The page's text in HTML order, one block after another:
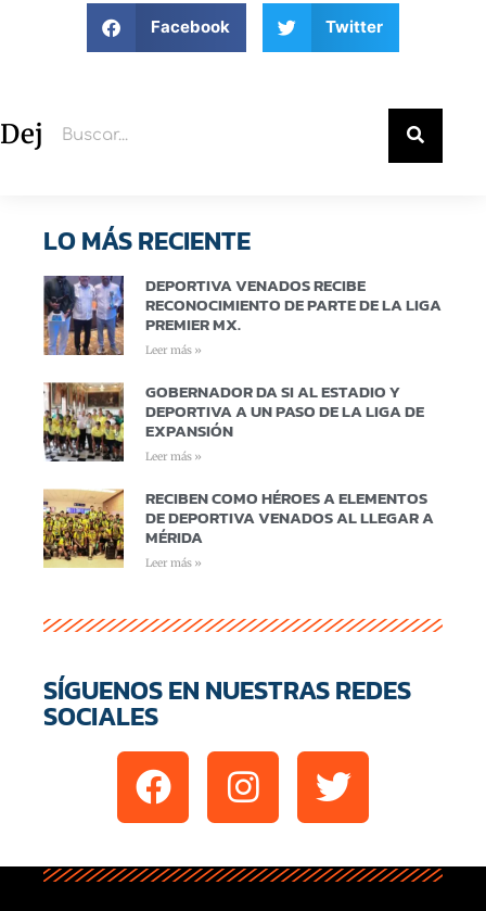
Facebook Twitter
Deja un comentario
LO MÁS RECIENTE
DEPORTIVA VENADOS RECIBE
RECONOCIMIENTO DE PARTE DE LA LIGA
PREMIER MX.
Leer más »
GOBERNADOR DA SI AL ESTADIO Y
DEPORTIVA A UN PASO DE LA LIGA DE
EXPANSIÓN
Leer más »
RECIBEN COMO HÉROES A ELEMENTOS
DE DEPORTIVA VENADOS AL LLEGAR A
MÉRIDA
Leer más »
SÍGUENOS EN NUESTRAS REDES
SOCIALES